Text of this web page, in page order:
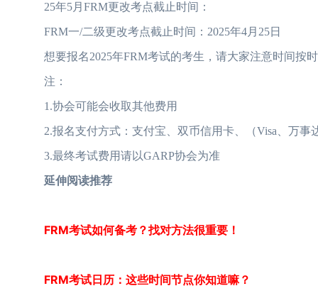
25年5月FRM更改考点截止时间：
FRM一/二级更改考点截止时间：2025年4月25日
想要报名2025年FRM考试的考生，请大家注意时间按
注：
1.协会可能会收取其他费用
2.报名支付方式：支付宝、双币信用卡、（Visa、万事
3.最终考试费用请以GARP协会为准
延伸阅读推荐
FRM考试如何备考？找对方法很重要！
FRM考试日历：这些时间节点你知道嘛？